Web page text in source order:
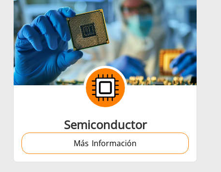
Vehículos eléctricos
Semiconductor
Más Información